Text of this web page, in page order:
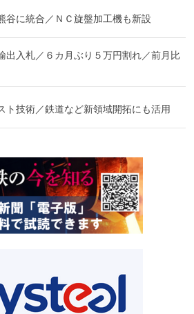
谷に統合／ＮＣ旋盤加工機も新設
出入札／６カ月ぶり５万円割れ／前月比
ト技術／鉄道など新領域開拓にも活用